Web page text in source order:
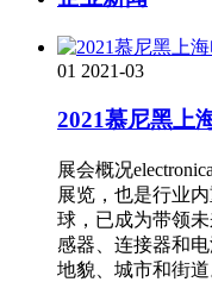
01 2021-03
2021慕尼黑上
展会概况
展览，也是行业
球，已成为带领
感器、连接器和
地貌、城市和街